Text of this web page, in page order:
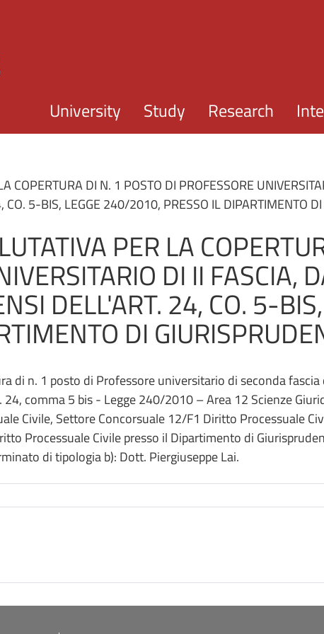
University Study Research
COPERTURA DI N. 1 POSTO DI PROFESSORE
CO. 5-BIS, LEGGE 240/2010, PRESSO IL DIPARTIMENTO
PER LA
DI II FASCIA,
DELL'ART. 24, CO. 5-
DI
di n. 1 posto di Professore universitario di seconda fascia
comma 5 bis - Legge 240/2010 – Area 12 Scienze
Civile, Settore Concorsuale 12/F1 Diritto Processuale
Processuale Civile presso il Dipartimento di
di tipologia b): Dott. Piergiuseppe Lai.